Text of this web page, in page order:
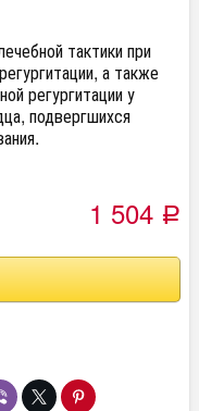
тактики при
а также
регургитации у
подвергшихся
1 504 Р